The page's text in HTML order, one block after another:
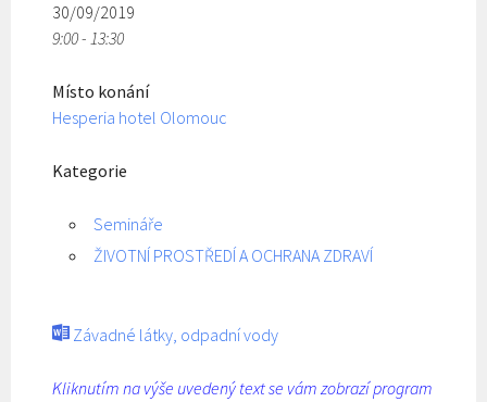
30/09/2019
9:00 - 13:30
Místo konání
Hesperia hotel Olomouc
Kategorie
Semináře
ŽIVOTNÍ PROSTŘEDÍ A OCHRANA ZDRAVÍ
Závadné látky, odpadní vody
Kliknutím na výše uvedený text se vám zobrazí program